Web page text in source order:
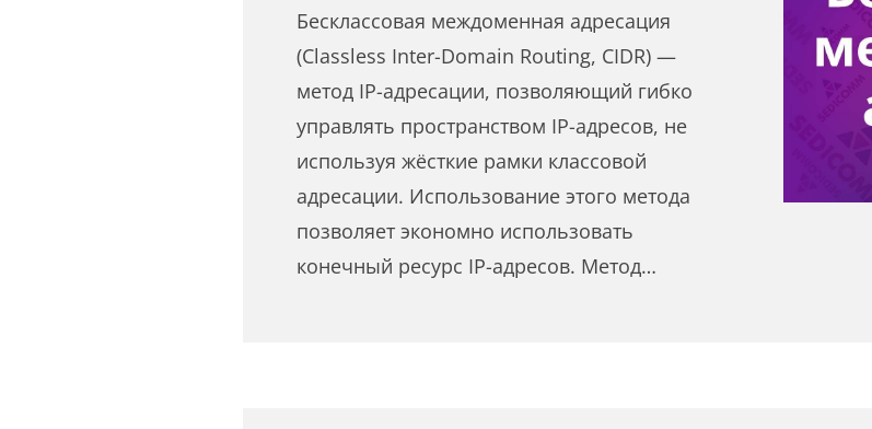
Бесклассовая междоменная адресация
(Classless Inter-Domain Routing, CIDR) —
метод IP-адресации, позволяющий гибко
управлять пространством IP-адресов, не
используя жёсткие рамки классовой
адресации. Использование этого метода
позволяет экономно использовать
конечный ресурс IP-адресов. Метод…